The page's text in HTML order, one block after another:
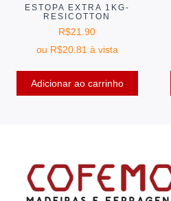
ESTOPA EXTRA 1KG-
RESICOTTON
R$21.90
ou R$20.81 à vista
Adicionar ao carrinho